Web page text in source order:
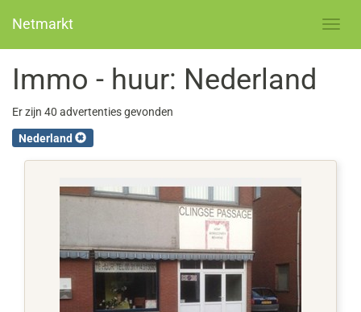
Netmarkt
Immo - huur: Nederland
Er zijn 40 advertenties gevonden
Nederland